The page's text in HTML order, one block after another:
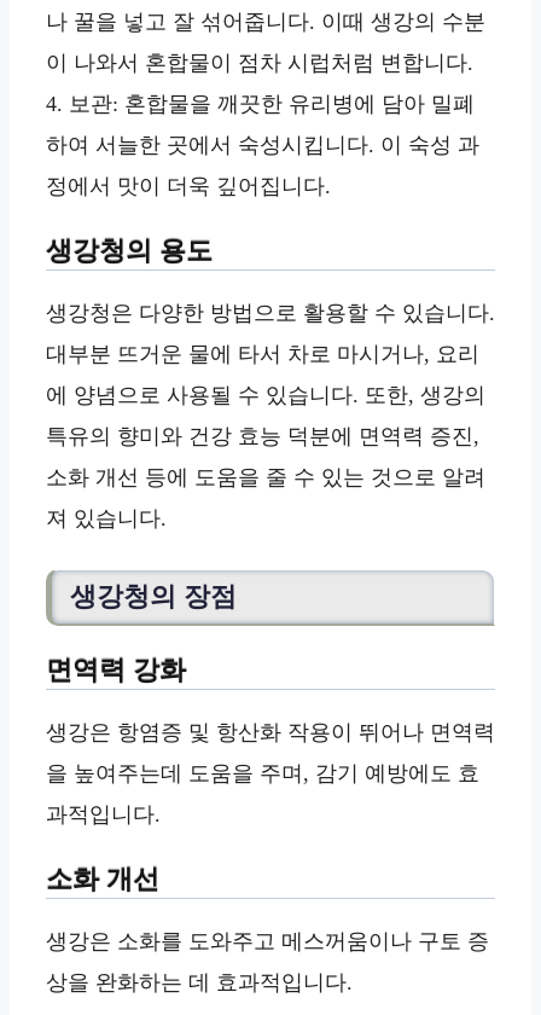
나 꿀을 넣고 잘 섞어줍니다. 이때 생강의 수분
이 나와서 혼합물이 점차 시럽처럼 변합니다.
4. 보관: 혼합물을 깨끗한 유리병에 담아 밀폐
하여 서늘한 곳에서 숙성시킵니다. 이 숙성 과
정에서 맛이 더욱 깊어집니다.
생강청의 용도
생강청은 다양한 방법으로 활용할 수 있습니다.
대부분 뜨거운 물에 타서 차로 마시거나, 요리
에 양념으로 사용될 수 있습니다. 또한, 생강의
특유의 향미와 건강 효능 덕분에 면역력 증진,
소화 개선 등에 도움을 줄 수 있는 것으로 알려
져 있습니다.
생강청의 장점
면역력 강화
생강은 항염증 및 항산화 작용이 뛰어나 면역력
을 높여주는데 도움을 주며, 감기 예방에도 효
과적입니다.
소화 개선
생강은 소화를 도와주고 메스꺼움이나 구토 증
상을 완화하는 데 효과적입니다.